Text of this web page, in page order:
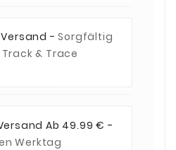
-Sorgfältig
& Trace
Ab 49.99 € -
Werktag